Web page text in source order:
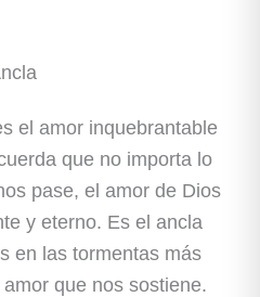
el amor inquebrantable
que no importa lo
pase, el amor de Dios
y eterno. Es el ancla
en las tormentas más
que nos sostiene.